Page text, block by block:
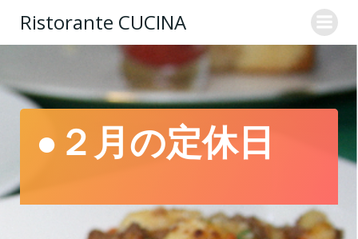
ン
テ
ン
ツ
へ
ス
キ
ッ
Ristorante CUCINA
●２月の定休日